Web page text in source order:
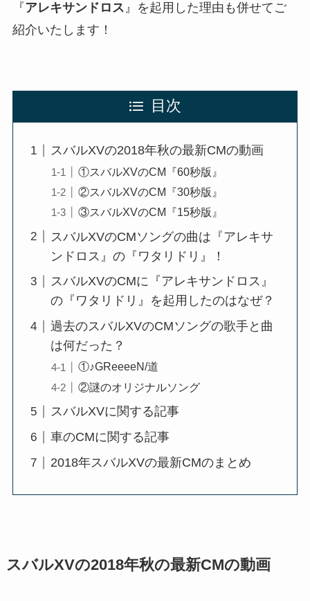
『アレキサンドロス』を起用した理由も併せてご
紹介いたします！
目次
スバルXVの2018年秋の最新CMの動画
①スバルXVのCM『60秒版』
②スバルXVのCM『30秒版』
③スバルXVのCM『15秒版』
スバルXVのCMソングの曲は『アレキサ
ンドロス』の『ワタリドリ』！
スバルXVのCMに『アレキサンドロス』
の『ワタリドリ』を起用したのはなぜ？
過去のスバルXVのCMソングの歌手と曲
は何だった？
①♪GReeeeN/道
②謎のオリジナルソング
スバルXVに関する記事
車のCMに関する記事
2018年スバルXVの最新CMのまとめ
スバルXVの2018年秋の最新CMの動画